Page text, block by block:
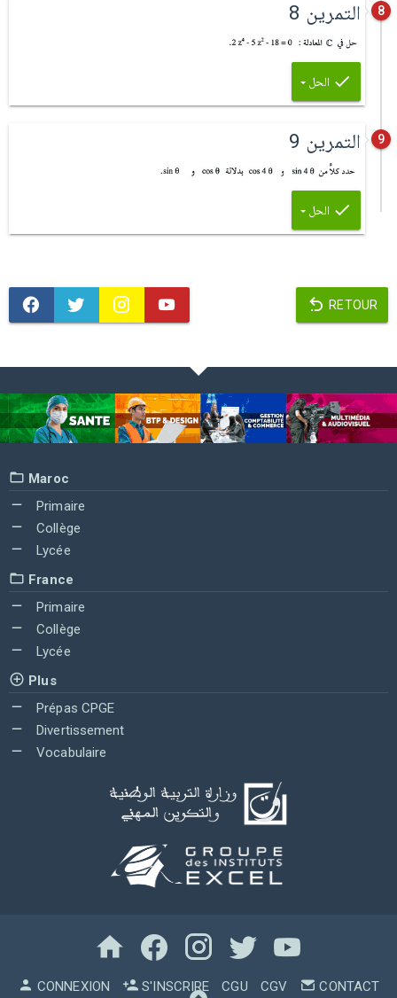
8 التمرين 8
الحل
9 التمرين 9
الحل
RETOUR
Maroc
Primaire
Collège
Lycée
France
Primaire
Collège
Lycée
Plus
Prépas CPGE
Divertissement
Vocabulaire
CONNEXION S'INSCRIRE CGU CGV CONTACT